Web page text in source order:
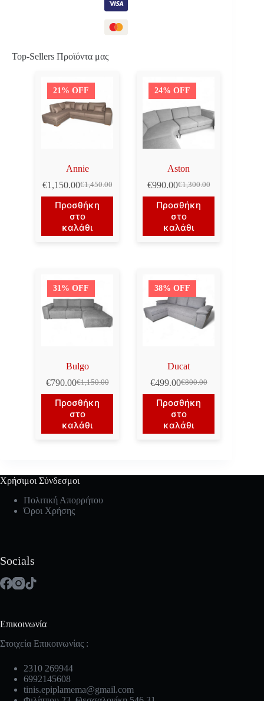
Top-Sellers Προϊόντα μας
21% OFF
Annie
€1,450.00
Original
price
was:
€1,450.00.
€1,150.00Η
τρέχουσα
τιμή
είναι:
€1,150.00.
Προσθήκη
στο
καλάθι
24% OFF
Aston
€1,300.00
Original
price
was:
€1,300.00.
€990.00Η
τρέχουσα
τιμή
είναι:
€990.00.
Προσθήκη
στο
καλάθι
31% OFF
Bulgo
€1,150.00
Original
price
was:
€1,150.00.
€790.00Η
τρέχουσα
τιμή
είναι:
€790.00.
Προσθήκη
στο
καλάθι
38% OFF
Ducat
€800.00
Original
price
was:
€800.00.
€499.00Η
τρέχουσα
τιμή
είναι:
€499.00.
Προσθήκη
στο
καλάθι
Χρήσιμοι Σύνδεσμοι
Πολιτική Απορρήτου
Όροι Χρήσης
Socials
Επικοινωνία
Στοιχεία Επικοινωνίας :
2310 269944
6992145608
tinis.epiplamema@gmail.com